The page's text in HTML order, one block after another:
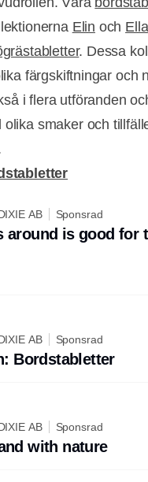
Elin och Ella
. Dessa
färgskiftningar och
i flera utföranden
olika smaker och
AB Sponsrad
around is good for
AB Sponsrad
Bords­tabletter
AB Sponsrad
with nature